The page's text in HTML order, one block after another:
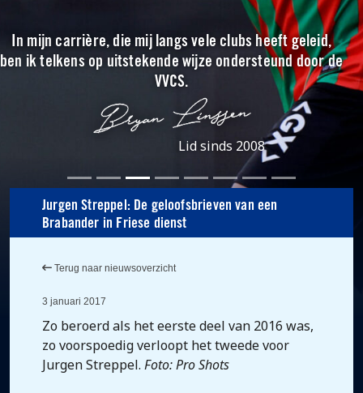
In mijn carrière, die mij langs vele clubs heeft geleid,
ben ik telkens op uitstekende wijze ondersteund door de
VVCS.
Lid sinds 2008
Jurgen Streppel: De geloofsbrieven van een
Brabander in Friese dienst
Terug naar nieuwsoverzicht
3 januari 2017
Zo beroerd als het eerste deel van 2016 was,
zo voorspoedig verloopt het tweede voor
Jurgen Streppel. Foto: Pro Shots